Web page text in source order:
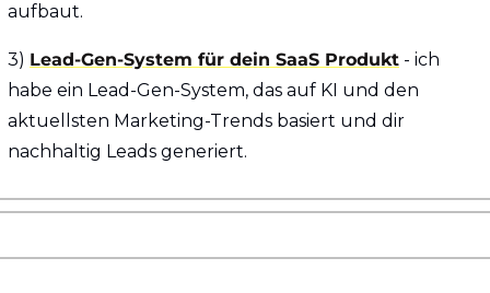
aufbaut.
3) Lead-Gen-System für dein SaaS Produkt - ich
habe ein Lead-Gen-System, das auf KI und den
aktuellsten Marketing-Trends basiert und dir
nachhaltig Leads generiert.